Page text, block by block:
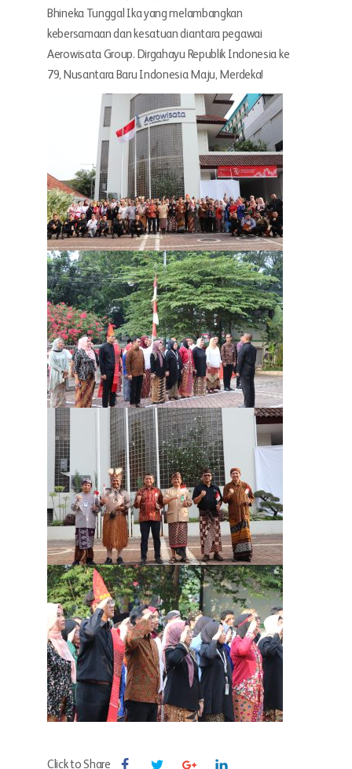
Bhineka Tunggal Ika yang melambangkan
kebersamaan dan kesatuan diantara pegawai
Aerowisata Group. Dirgahayu Republik Indonesia ke
79, Nusantara Baru Indonesia Maju, Merdeka!
Click to Share